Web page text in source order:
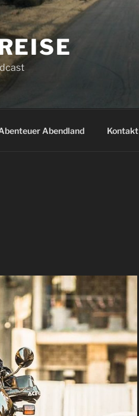
Abendland Kontakt